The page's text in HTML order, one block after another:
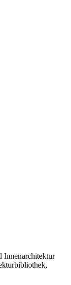
Innenarchitektur